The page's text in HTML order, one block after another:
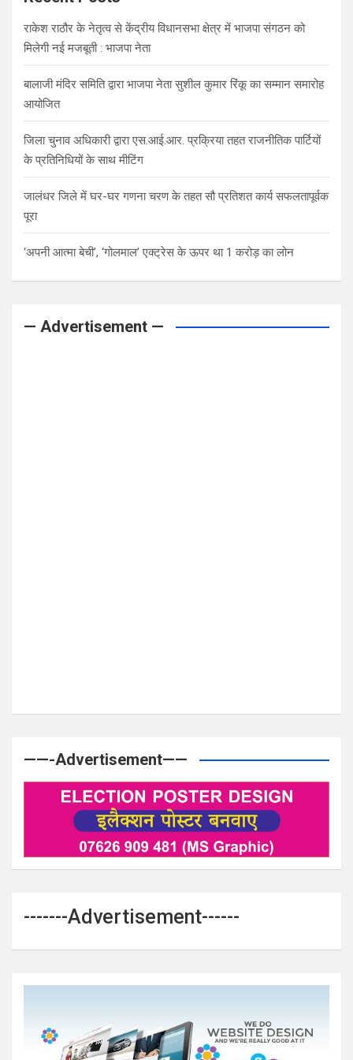
राकेश राठौर के नेतृत्व से केंद्रीय विधानसभा क्षेत्र में भाजपा संगठन को
मिलेगी नई मजबूती : भाजपा नेता
बालाजी मंदिर समिति द्वारा भाजपा नेता सुशील कुमार रिंकू का सम्मान समारोह
आयोजित
जिला चुनाव अधिकारी द्वारा एस.आई.आर. प्रक्रिया तहत राजनीतिक पार्टियों
के प्रतिनिधियों के साथ मीटिंग
जालंधर जिले में घर-घर गणना चरण के तहत सौ प्रतिशत कार्य सफलतापूर्वक
पूरा
‘अपनी आत्मा बेची’, ‘गोलमाल’ एक्ट्रेस के ऊपर था 1 करोड़ का लोन
— Advertisement —
——-Advertisement——
-------Advertisement------